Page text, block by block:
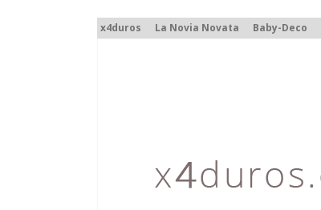
x4duros La Novia Novata Baby-Deco